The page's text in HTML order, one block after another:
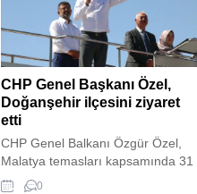
güncel olarak çekilmektedir. 16C
: İNÖNÜ ÜNİ.-CANKOÇ OTOBÜS
HAREKET SAATLERİ
CHP Genel Başkanı Özel,
Doğanşehir ilçesini ziyaret
etti
CHP Genel Balkanı Özgür Özel,
Malatya temasları kapsamında 31
Mart yerel seçimlerini kazanan
0